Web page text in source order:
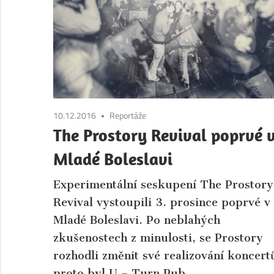
Boleslav.
Aktuální
informace
ze
společnosti
a
kultury
města
Mladá
Boleslav
a
okolí.
10.12.2016 Reportáže
The Prostory Revival poprvé
Mladé Boleslavi
Experimentální seskupení The Prostory
Revival vystoupili 3. prosince poprvé v
Mladé Boleslavi. Po neblahých
zkušenostech z minulosti, se Prostory
rozhodli změnit své realizování